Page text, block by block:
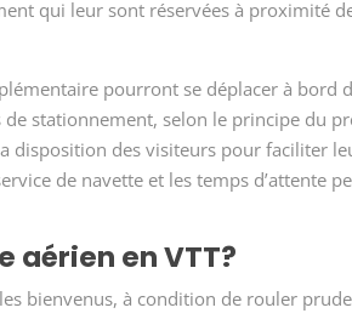
qui leur sont réservées à proximité
pourront se déplacer à bord
stationnement, selon le principe du
disposition des visiteurs pour faciliter
de navette et les temps d’attente
aérien en VTT?
bienvenus, à condition de rouler